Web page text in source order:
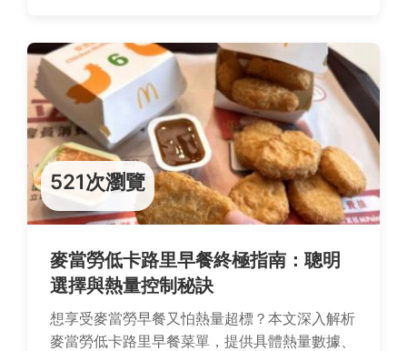
521次瀏覽
麥當勞低卡路里早餐終極指南：聰明
選擇與熱量控制秘訣
想享受麥當勞早餐又怕熱量超標？本文深入解析
麥當勞低卡路里早餐菜單，提供具體熱量數據、